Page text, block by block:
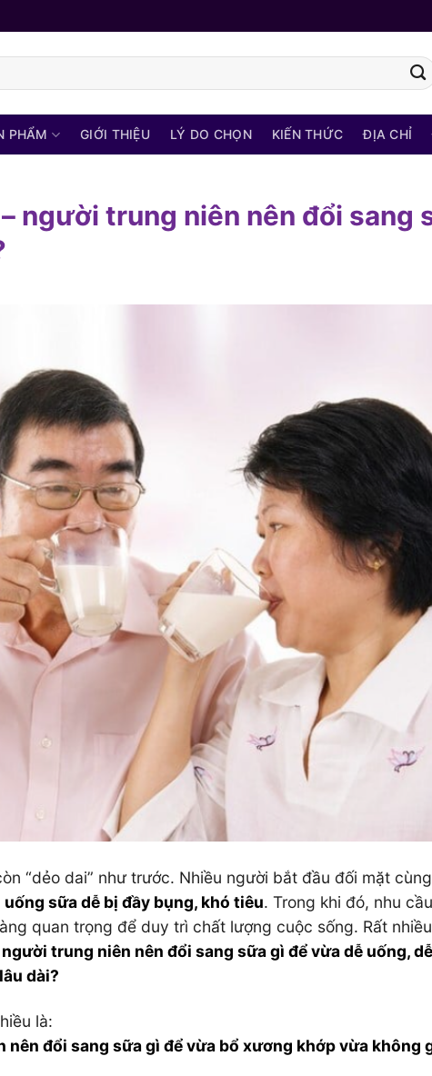
PHẨM GIỚI THIỆU LÝ DO CHỌN KIẾN THỨC ĐỊA CHỈ
người trung niên nên đổi sang
“dẻo dai” như trước. Nhiều người bắt đầu đối mặt
uống sữa dễ bị đầy bụng, khó tiêu. Trong khi đó, nhu
quan trọng để duy trì chất lượng cuộc sống. Rất nhiều
trung niên nên đổi sang sữa gì để vừa dễ uống,
dài?
là:
đổi sang sữa gì để vừa bổ xương khớp vừa không